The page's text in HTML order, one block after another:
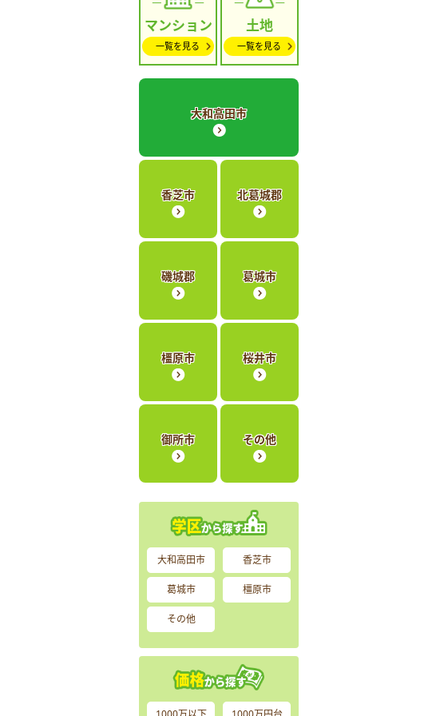
マンション
一覧を見る
土地
一覧を見る
大和高田市
香芝市 北葛城郡
磯城郡 葛城市
橿原市 桜井市
御所市 その他
大和高田市 香芝市
葛城市 橿原市
その他